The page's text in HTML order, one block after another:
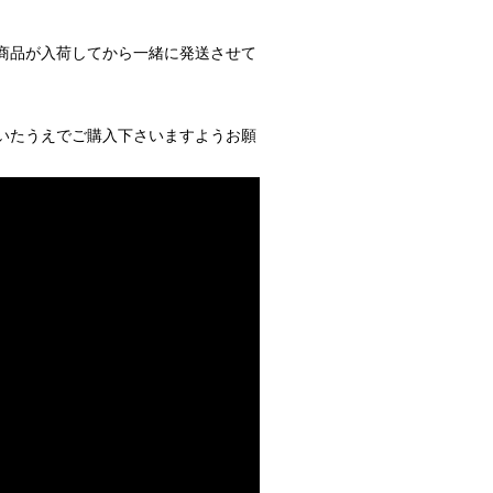
が入荷してから一緒に発送させて
うえでご購入下さいますようお願